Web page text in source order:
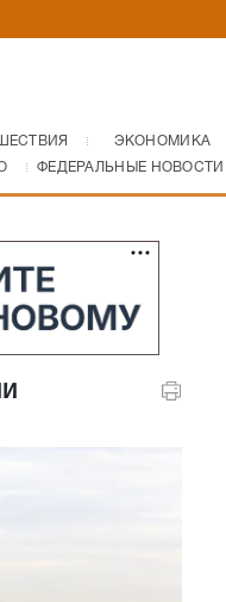
ЭКОНОМИКА
ФЕДЕРАЛЬНЫЕ НОВОСТИ